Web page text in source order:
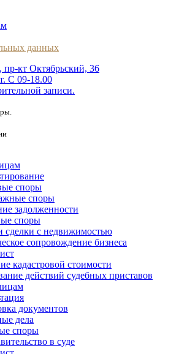
данных
пр-кт Октябрьский, 36
С 09-18.00
записи.
споры
споры
задолженности
споры
сделки с недвижимостью
сопровождение бизнеса
кадастровой стоимости
действий судебных приставов
документов
дела
споры
в суде